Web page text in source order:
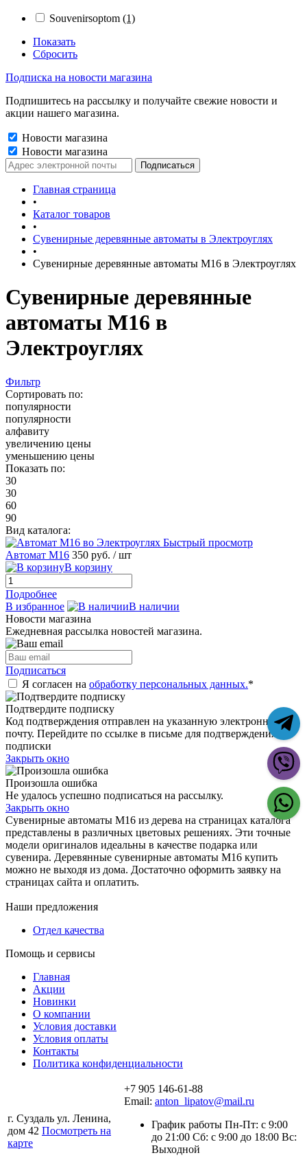
Souvenirsoptom (1)
Показать
Сбросить
Подписка на новости магазина
Подпишитесь на рассылку и получайте свежие новости и
акции нашего магазина.
Новости магазина
Новости магазина
Главная страница
•
Каталог товаров
•
Сувенирные деревянные автоматы в Электроуглях
•
Сувенирные деревянные автоматы М16 в Электроуглях
Сувенирные деревянные
автоматы М16 в
Электроуглях
Фильтр
Сортировать по:
популярности
популярности
алфавиту
увеличению цены
уменьшению цены
Показать по:
30
30
60
90
Вид каталога:
Быстрый просмотр
Автомат M16 350 руб. / шт
В корзину
Подробнее
В избранное
В наличии
Новости магазина
Ежедневная рассылка новостей магазина.
Подписаться
Я согласен на обработку персональных данных.*
Подтвердите подписку
Код подтверждения отправлен на указанную электронную
почту. Перейдите по ссылке в письме для подтверждения
подписки
Закрыть окно
Произошла ошибка
Не удалось успешно подписаться на рассылку.
Закрыть окно
Сувенирные автоматы М16 из дерева на страницах каталога
представлены в различных цветовых решениях. Эти точные
модели оригиналов идеальны в качестве подарка или
сувенира. Деревянные сувенирные автоматы М16 купить
можно не выходя из дома. Достаточно оформить заявку на
страницах сайта и оплатить.
Наши предложения
Отдел качества
Помощь и сервисы
Главная
Акции
Новинки
О компании
Условия доставки
Условия оплаты
Контакты
Политика конфиденциальности
г. Суздаль ул. Ленина,
дом 42 Посмотреть на
карте
+7 905 146-61-88
Email: anton_lipatov@mail.ru
График работы Пн-Пт: с 9:00
до 21:00 Сб: с 9:00 до 18:00 Вс:
Выходной